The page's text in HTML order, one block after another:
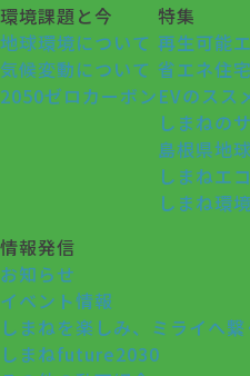
環境課題と今
地球環境について
気候変動について
2050ゼロカーボン
特集
再生可能
省エネ住宅
EVのスス
しまねの
島根県地
しまねエ
しまね環
情報発信
お知らせ
イベント情報
しまねを楽しみ、ミライへ
しまねfuture2030